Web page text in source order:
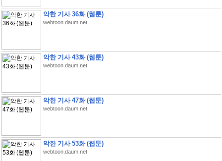
악한 기사 36화 (웹툰)
webtoon.daum.net
악한 기사 43화 (웹툰)
webtoon.daum.net
악한 기사 47화 (웹툰)
webtoon.daum.net
악한 기사 53화 (웹툰)
webtoon.daum.net